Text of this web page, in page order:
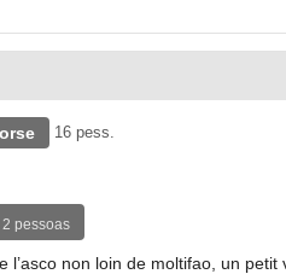
16 pess.
pessoas
l’asco non loin de moltifao, un